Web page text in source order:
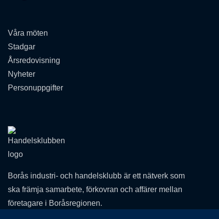
Borås industri- och handelsklubb är ett nätverk som
ska främja samarbete, förkovran och affärer mellan
företagare i Boråsregionen.
Våra möten
Stadgar
Årsredovisning
Nyheter
Personuppgifter